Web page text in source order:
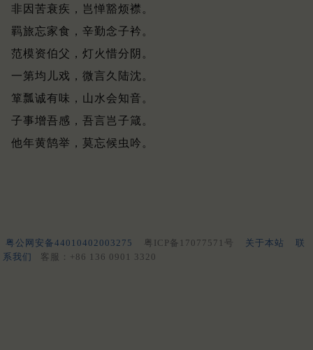
非因苦衰疾，岂惮豁烦襟。
羁旅忘家食，辛勤念子衿。
范模资伯父，灯火惜分阴。
一第均儿戏，微言久陆沈。
箪瓢诚有味，山水会知音。
子事增吾感，吾言岂子箴。
他年黄鹄举，莫忘候虫吟。
粤公网安备44010402003275 粤ICP备17077571号 关于本站
联
系我们
客服：+86 136 0901 3320